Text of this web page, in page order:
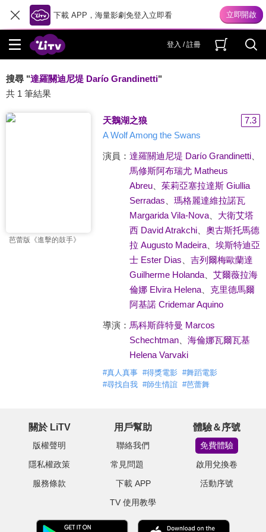
下載 APP，海量影劇免登入立即看
登入 / 註冊
搜尋 "達羅關迪尼堤 Darío Grandinetti"
共 1 筆結果
芭蕾版《進擊的鼓手》
天鵝湖之狼
7.3
A Wolf Among the Swans
演員： 達羅關迪尼堤 Darío Grandinetti、
馬修斯阿布瑞尤 Matheus
Abreu、 茱莉亞塞拉達斯 Giullia
Serradas
瑪格麗達維拉諾瓦
Margarida Vila-Nova、 大衛艾塔
西 David Atrakchi、 奧古斯托馬德
拉 Augusto Madeira、 埃斯特迪亞
士 Ester Dias
吉列爾梅歐蘭達
Guilherme Holanda、 艾爾薇拉海
倫娜 Elvira Helena、 克里德馬爾
阿基諾 Cridemar Aquino
導演： 馬科斯薛特曼 Marcos
Schechtman、 海倫娜瓦爾瓦基
Helena Varvaki
#真人真事 #得獎電影 #舞蹈電影
#尋找自我 #師生情誼 #芭蕾舞
關於 LiTV
版權聲明
隱私權政策
服務條款
用戶幫助
聯絡我們
常見問題
下載 APP
TV 使用教學
體驗＆序號
免費體驗
啟用兌換卷
活動序號